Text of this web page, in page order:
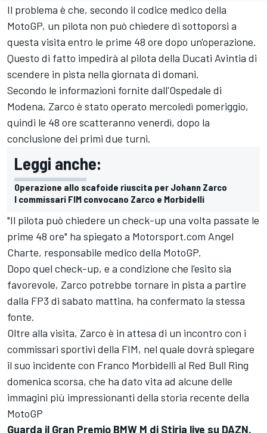
Il problema è che, secondo il codice medico della
MotoGP, un pilota non può chiedere di sottoporsi a
questa visita entro le prime 48 ore dopo un'operazione.
Questo di fatto impedirà al pilota della Ducati Avintia di
scendere in pista nella giornata di domani.
Secondo le informazioni fornite dall'Ospedale di
Modena, Zarco è stato operato mercoledì pomeriggio,
quindi le 48 ore scatteranno venerdì, dopo la
conclusione dei primi due turni.
Leggi anche:
Operazione allo scafoide riuscita per Johann Zarco
I commissari FIM convocano Zarco e Morbidelli
"Il pilota può chiedere un check-up una volta passate le
prime 48 ore" ha spiegato a Motorsport.com Angel
Charte, responsabile medico della MotoGP.
Dopo quel check-up, e a condizione che l'esito sia
favorevole, Zarco potrebbe tornare in pista a partire
dalla FP3 di sabato mattina, ha confermato la stessa
fonte.
Oltre alla visita, Zarco è in attesa di un incontro con i
commissari sportivi della FIM, nel quale dovrà spiegare
il suo incidente con Franco Morbidelli al Red Bull Ring
domenica scorsa, che ha dato vita ad alcune delle
immagini più impressionanti della storia recente della
MotoGP
Guarda il Gran Premio BMW M di Stiria live su DAZN.